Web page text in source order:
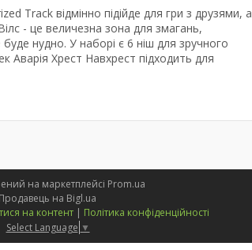
Track відмінно підійде для гри з друзями, а
- це величезна зона для змагань,
нудно. У наборі є 6 ніш для зручного
Аварія Хрест Навхрест підходить для
на маркетплейсі Prom.ua
Продавець на Bigl.ua
на контент | Політика конфіденційності
Select Language ▼